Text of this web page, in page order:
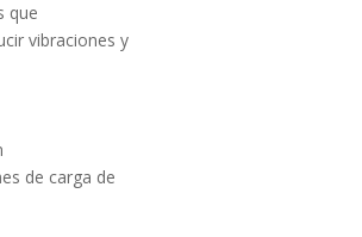
que
vibraciones y
de carga de